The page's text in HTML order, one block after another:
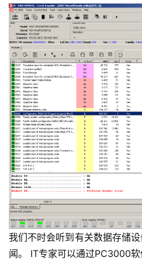
我们不时会听到有关数据存储
闻。 IT专家可以通过PC3000软
7.创建数据副本并将数